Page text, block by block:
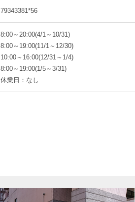
79343381*56
8:00～20:00(4/1～10/31)
8:00～19:00(11/1～12/30)
10:00～16:00(12/31～1/4)
8:00～19:00(1/5～3/31)
休業日：なし